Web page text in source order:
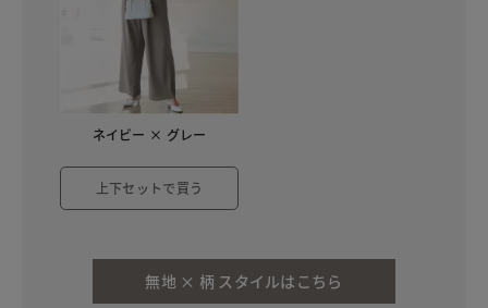
ネイビー × グレー
上下セットで買う
無地 × 柄 スタイルはこちら